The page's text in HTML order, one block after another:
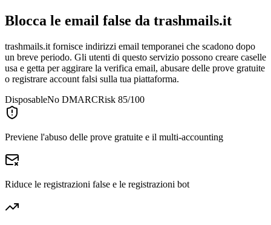
Blocca le email false da trashmails.it
trashmails.it fornisce indirizzi email temporanei che scadono dopo
un breve periodo. Gli utenti di questo servizio possono creare caselle
usa e getta per aggirare la verifica email, abusare delle prove gratuite
o registrare account falsi sulla tua piattaforma.
DisposableNo DMARCRisk 85/100
Previene l'abuso delle prove gratuite e il multi-accounting
Riduce le registrazioni false e le registrazioni bot